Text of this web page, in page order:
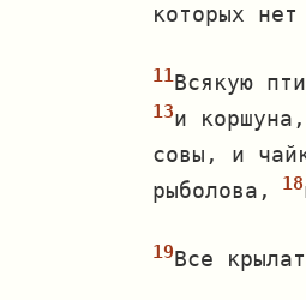
которых
Всякую
и
совы, и
рыболова,
Все